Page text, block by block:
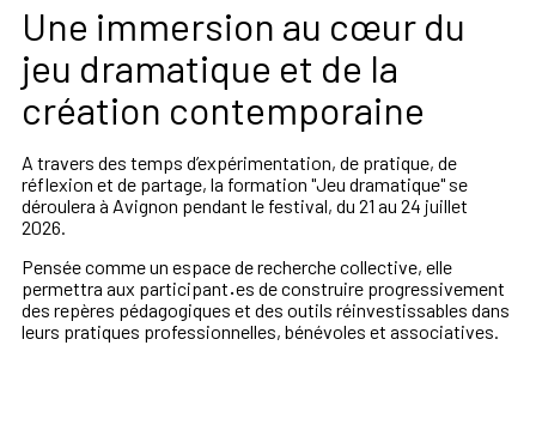
Une immersion au cœur du
jeu dramatique et de la
création contemporaine
A travers des temps d’expérimentation, de pratique, de
réflexion et de partage, la formation "Jeu dramatique" se
déroulera à Avignon pendant le festival, du 21 au 24 juillet
2026.
Pensée comme un espace de recherche collective, elle
permettra aux participant·es de construire progressivement
des repères pédagogiques et des outils réinvestissables dans
leurs pratiques professionnelles, bénévoles et associatives.